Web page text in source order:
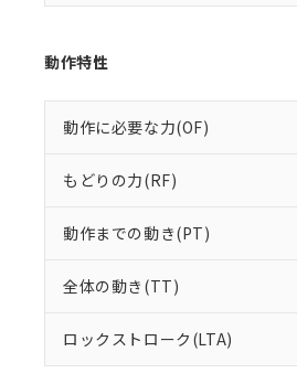
動作特性
動作に必要な力(OF)
もどりの力(RF)
動作までの動き(PT)
全体の動き(TT)
ロックストローク(LTA)